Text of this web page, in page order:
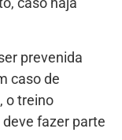
prevenida
caso de
o treino
fazer parte